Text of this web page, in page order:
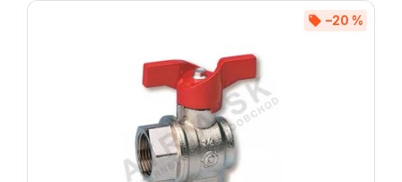
–20 %